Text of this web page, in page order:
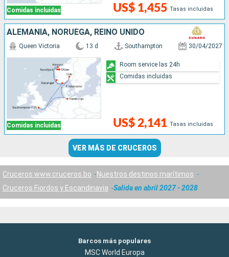
Comidas incluidas US$ 1,455 Tasas incluidas
ALEMANIA, NORUEGA, REINO UNIDO
Comidas incluidas
Queen Victoria 13 d Southampton 30/04/2027
US$ 2,141 Tasas incluidas
Room service las 24h
Comidas incluidas
VER MÁS DE CRUCEROS
Cruceros www.cruceros.bo
Nuestros destinos marítimos
Cruceros Fiordos y Escandinavia
Salida en abril 2027 - 2028
Barcos más populares
MSC World Europa